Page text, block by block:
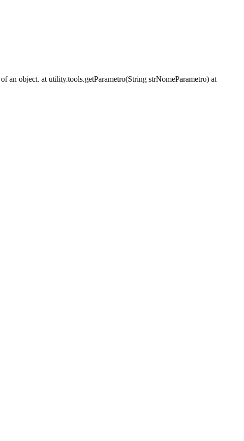
an object. at utility.tools.getParametro(String strNomeParametro) at